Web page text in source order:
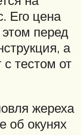
Его цена
перед
а
тестом от
жереха
об окунях